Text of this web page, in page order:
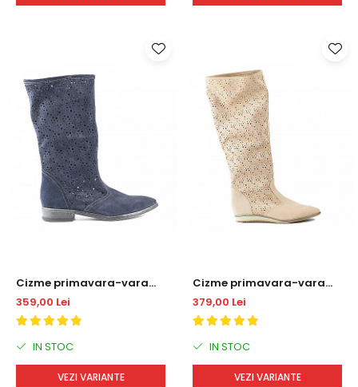
Cizme primavara-vara
DM 2020
359,00 Lei
IN STOC
VEZI VARIANTE
Cizme primavara-vara
perforate DM2019
379,00 Lei
IN STOC
VEZI VARIANTE